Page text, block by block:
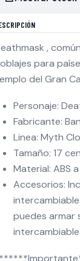
,
para
del Gran
Personaje:
Fabricante:
Linea: Myth
Tamaño: 17
Material: ABS
Accesorios:
puedes armar